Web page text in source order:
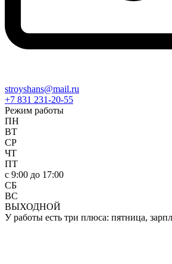
stroyshans@mail.ru
+7 831 231-20-55
Режим работы
ПН
ВТ
СР
ЧТ
ПТ
c 9:00 до 17:00
СБ
ВС
ВЫХОДНОЙ
У работы есть три плюса: пятница,